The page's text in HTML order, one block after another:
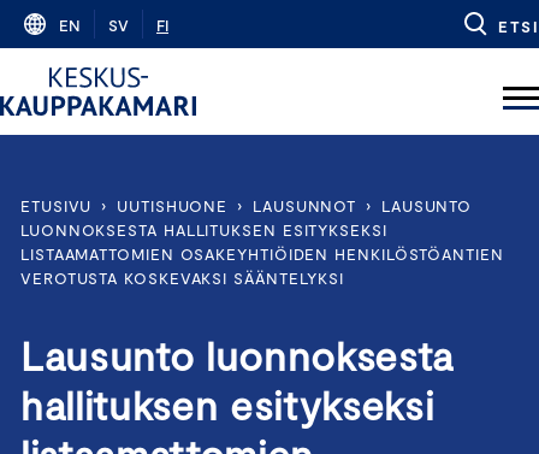
Skip
content
EN SV FI ETSI
ETUSIVU › UUTISHUONE › LAUSUNNOT ›
LAUSUNTO
LUONNOKSESTA HALLITUKSEN ESITYKSEKSI
LISTAAMATTOMIEN OSAKEYHTIÖIDEN HENKILÖSTÖANTIEN
VEROTUSTA KOSKEVAKSI SÄÄNTELYKSI
Lausunto luonnoksesta
hallituksen esitykseksi